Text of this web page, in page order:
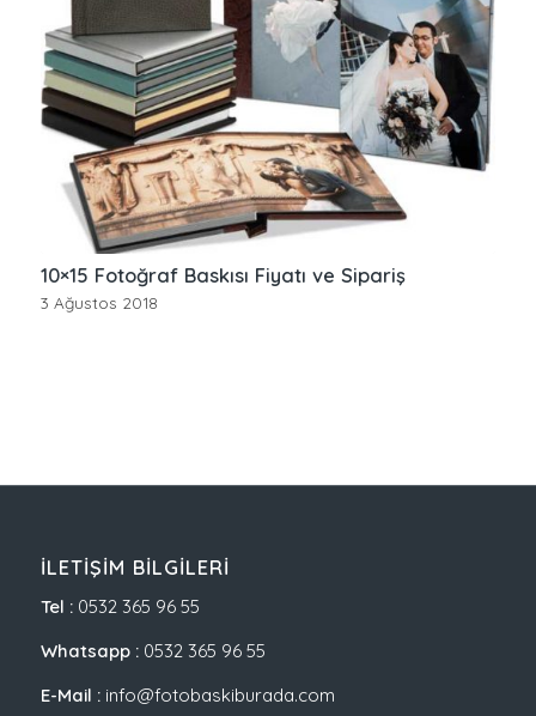
10×15 Fotoğraf Baskısı Fiyatı ve Sipariş
3 Ağustos 2018
İLETIŞIM BILGILERI
Tel : 0532 365 96 55
Whatsapp : 0532 365 96 55
E-Mail :info@fotobaskiburada.com